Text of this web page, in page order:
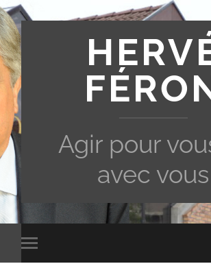
Agir pour
avec vous
Toggle
mobile